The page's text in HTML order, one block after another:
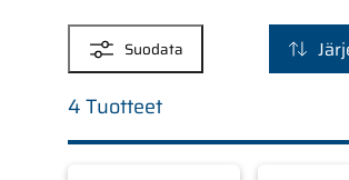
Suodata
4 Tuotteet